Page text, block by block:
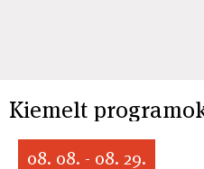
Kiemelt
08. 08. - 08. 29.